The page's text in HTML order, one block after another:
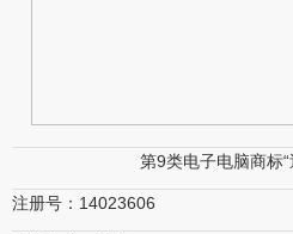
第9类电子电脑商标
注册号：14023606